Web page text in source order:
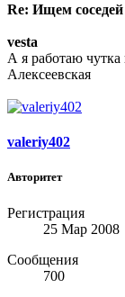
Re: Ищем
vesta
А я работаю
Алексеевская
valeriy402
Авторитет
Регистрация
25 Мар 2008
Сообщения
700